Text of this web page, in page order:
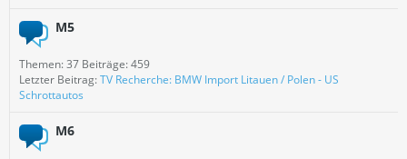
M5
Themen: 37 Beiträge: 459
Letzter Beitrag:TV Recherche: BMW Import Litauen / Polen - US
Schrottautos
M6